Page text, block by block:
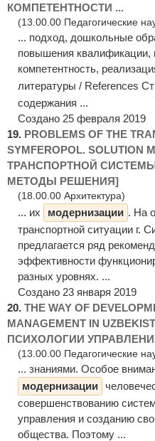
КОМПЕТЕНТНОСТИ ...
(13.00.00 Педагогические
... подход, дошкольные
повышения квалификации,
компетентность,
литературы / References
содержания ...
Создано 25 февраля 2019
19. PROBLEMS OF THE
SYMFEROPOL.
ТРАНСПОРТНОЙ
МЕТОДЫ РЕШЕНИЯ]
(18.00.00 Архитектура)
... их модернизации . На
транспортной ситуации г.
предлагается ряд
эффективности
разных уровнях. ...
Создано 23 января 2019
20. THE WAY OF
MANAGEMENT IN
ПСИХОЛОГИИ
(13.00.00 Педагогические
... знаниями. Особое
модернизации
совершенствованию
управления и созданию
общества. Поэтому ...